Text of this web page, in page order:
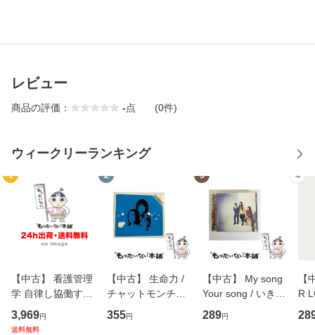
レビュー
商品の評価： -点 (0件)
ウィークリーランキング
1
【中古】 看護管理
学 自律し協働する
専門職の看護マネ
ジメントスキル 改
3,969円
送料無料
2
【中古】 生命力 /
チャットモンチー /
キューンレコード
[CD]【メール便送
355円
3
【中古】 My song
Your song / いきも
のがかり / [CD]
【メール便送料無
289円
4
【
R
産